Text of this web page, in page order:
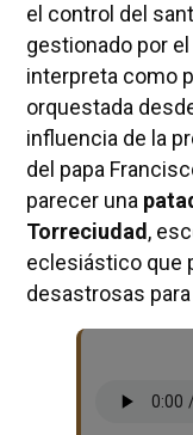
el control del
gestionado por
interpreta como
orquestada
influencia de la
del papa
parecer una
Torreciudad ,
eclesiástico que
desastrosas